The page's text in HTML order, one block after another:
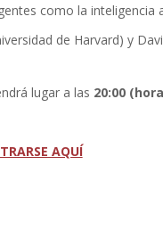
como la inteligencia
de Harvard) y
lugar a las 20:00
AQUÍ